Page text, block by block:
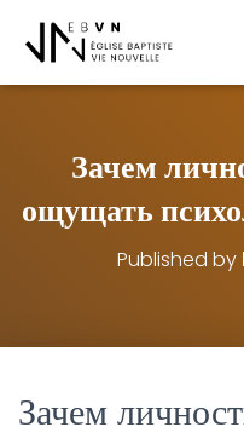
Зачем
ощущать
Published by
Зачем